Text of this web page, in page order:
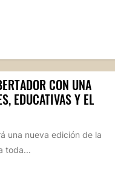
CON UNA
EDUCATIVAS Y EL
una nueva edición de la
toda...